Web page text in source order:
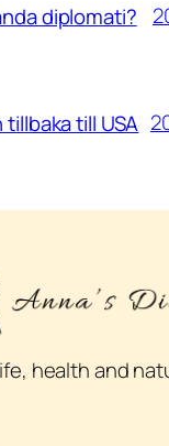
diplomati?
tillbaka till USA
health and